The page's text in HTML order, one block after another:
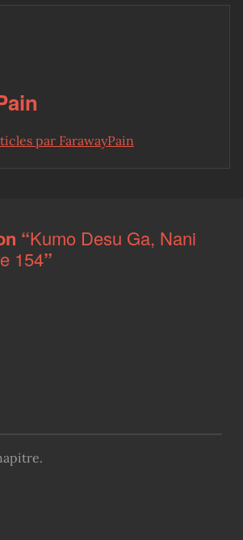
par FarawayPain
“Kumo Desu Ga, Nani
154”